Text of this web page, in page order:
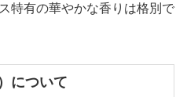
特有の華やかな香りは格別で
について